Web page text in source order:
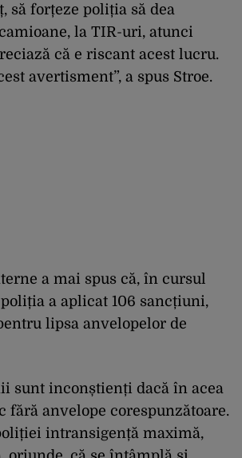
să forțeze poliția să dea
la TIR-uri, atunci
că e riscant acest lucru.
avertisment”, a spus Stroe.
a mai spus că, în cursul
a aplicat 106 sancțiuni,
lipsa anvelopelor de
sunt inconștienți dacă în acea
fără anvelope corespunzătoare.
intransigență maximă,